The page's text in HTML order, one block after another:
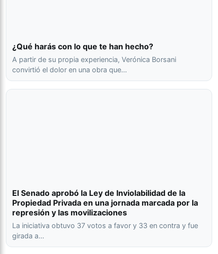
¿Qué harás con lo que te han hecho?
A partir de su propia experiencia, Verónica Borsani
convirtió el dolor en una obra que…
El Senado aprobó la Ley de Inviolabilidad de la
Propiedad Privada en una jornada marcada por la
represión y las movilizaciones
La iniciativa obtuvo 37 votos a favor y 33 en contra y fue
girada a…